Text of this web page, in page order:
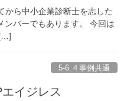
から中小企業診断士を志した
ンバーでもあります。 今回は
5-6.４事例共通
イジレス